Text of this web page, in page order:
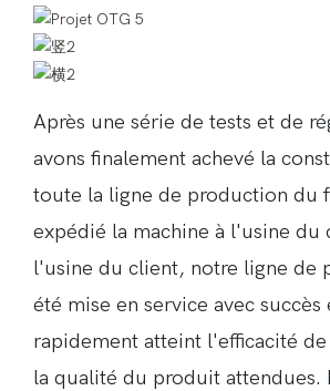
Après une série de tests et de
avons finalement achevé la
toute la ligne de production du
expédié la machine à l'usine du
l'usine du client, notre ligne de
été mise en service avec succès
rapidement atteint l'efficacité
la qualité du produit attendues.